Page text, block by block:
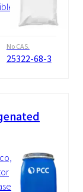
No CAS.
25322-68-3